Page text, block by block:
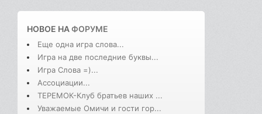
НОВОЕ НАФОРУМЕ
Еще одна игра слова...
Игра на две последние буквы...
Игра Слова =)...
Ассоциации...
ТЕРЕМОК-Клуб братьев наших ...
Уважаемые Омичи и гости гор...